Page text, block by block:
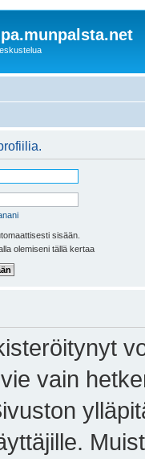
sisään.
olemiseni tällä kertaa
vain